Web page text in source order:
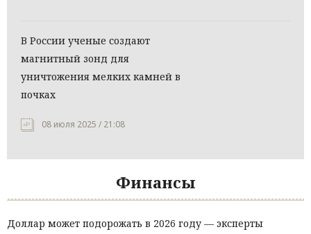
В России ученые создают
магнитный зонд для
уничтожения мелких камней в
почках
08 июля 2025 / 21:08
Финансы
Доллар может подорожать в 2026 году — эксперты